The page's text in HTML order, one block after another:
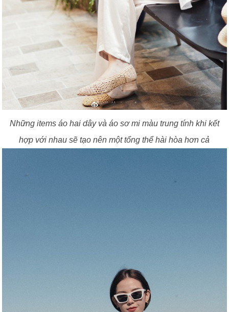
Những items áo hai dây và áo sơ mi màu trung tính khi kết
hợp với nhau sẽ tạo nên một tổng thể hài hòa hơn cả